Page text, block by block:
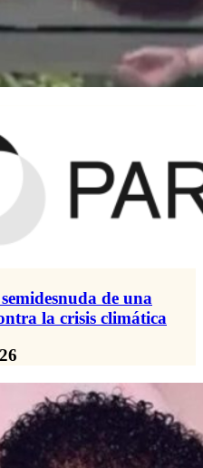
de una
la crisis climática